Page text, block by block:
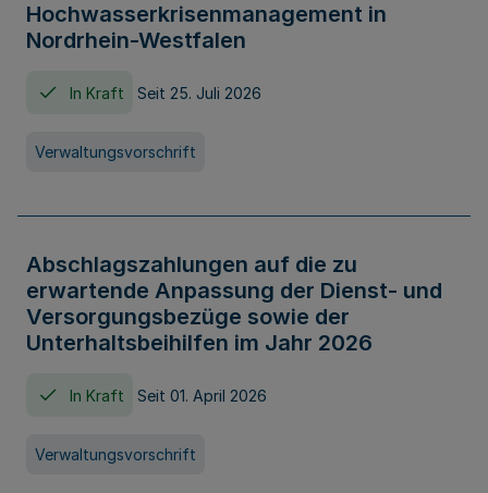
Hochwasserkrisenmanagement in
Nordrhein-Westfalen
In Kraft Seit 25. Juli 2026
Verwaltungsvorschrift
Abschlagszahlungen auf die zu
erwartende Anpassung der Dienst- und
Versorgungsbezüge sowie der
Unterhaltsbeihilfen im Jahr 2026
In Kraft Seit 01. April 2026
Verwaltungsvorschrift